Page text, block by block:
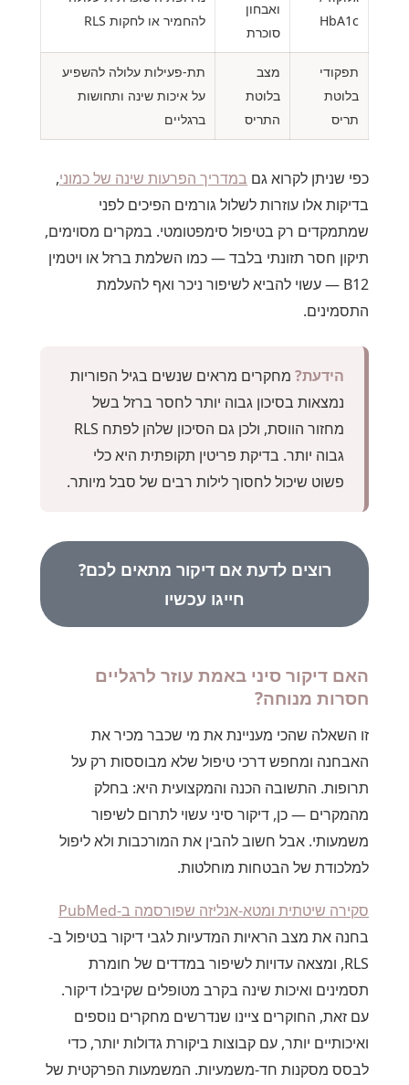
HbA1c
ואבחון
סוכרת
להחמיר או לחקות RLS
תפקודי
בלוטת
תריס
מצב
בלוטת
התריס
תת-פעילות עלולה להשפיע
על איכות שינה ותחושות
ברגליים
כפי שניתן לקרוא גם במדריך הפרעות שינה של כמוני,
בדיקות אלו עוזרות לשלול גורמים הפיכים לפני
שמתמקדים רק בטיפול סימפטומטי. במקרים מסוימים,
תיקון חסר תזונתי בלבד — כמו השלמת ברזל או ויטמין
B12 — עשוי להביא לשיפור ניכר ואף להעלמת
התסמינים.
הידעת? מחקרים מראים שנשים בגיל הפוריות
נמצאות בסיכון גבוה יותר לחסר ברזל בשל
מחזור הווסת, ולכן גם הסיכון שלהן לפתח RLS
גבוה יותר. בדיקת פריטין תקופתית היא כלי
פשוט שיכול לחסוך לילות רבים של סבל מיותר.
רוצים לדעת אם דיקור מתאים לכם?
חייגו עכשיו
האם דיקור סיני באמת עוזר לרגליים
חסרות מנוחה?
זו השאלה שהכי מעניינת את מי שכבר מכיר את
האבחנה ומחפש דרכי טיפול שלא מבוססות רק על
תרופות. התשובה הכנה והמקצועית היא: בחלק
מהמקרים — כן, דיקור סיני עשוי לתרום לשיפור
משמעותי. אבל חשוב להבין את המורכבות ולא ליפול
למלכודת של הבטחות מוחלטות.
סקירה שיטתית ומטא-אנליזה שפורסמה ב-PubMed
בחנה את מצב הראיות המדעיות לגבי דיקור בטיפול ב-
RLS, ומצאה עדויות לשיפור במדדים של חומרת
תסמינים ואיכות שינה בקרב מטופלים שקיבלו דיקור.
עם זאת, החוקרים ציינו שנדרשים מחקרים נוספים
ואיכותיים יותר, עם קבוצות ביקורת גדולות יותר, כדי
לבסס מסקנות חד-משמעיות. המשמעות הפרקטית של